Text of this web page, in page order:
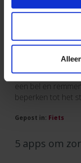
Fietsen is
maken, is het
zijn bepaalde
een bel en
beperken tot het
Gepost in: Fiets
5 apps om